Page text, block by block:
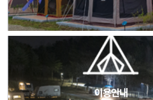
2026년 5월 캠핑장 안점 점검의 날
캠핑장(9월1일~6일) 미운영 공지
2026년 5월 캠핑장 안점 점검의 날
이용안내